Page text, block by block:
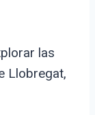
las
Llobregat,